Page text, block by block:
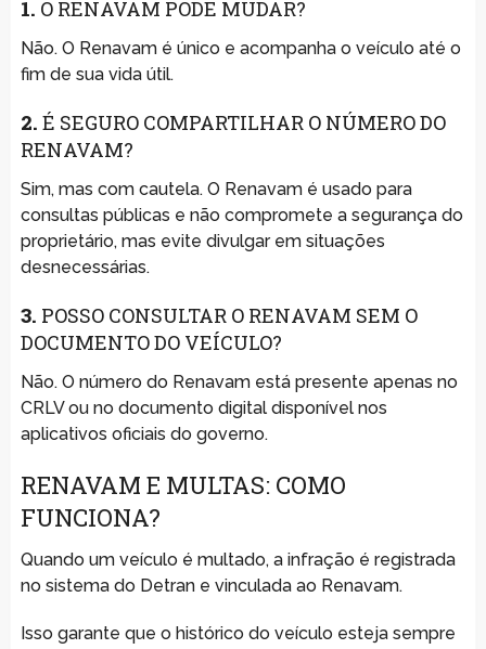
1. O RENAVAM PODE MUDAR?
Não. O Renavam é único e acompanha o veículo até o
fim de sua vida útil.
2. É SEGURO COMPARTILHAR O NÚMERO DO
RENAVAM?
Sim, mas com cautela. O Renavam é usado para
consultas públicas e não compromete a segurança do
proprietário, mas evite divulgar em situações
desnecessárias.
3. POSSO CONSULTAR O RENAVAM SEM O
DOCUMENTO DO VEÍCULO?
Não. O número do Renavam está presente apenas no
CRLV ou no documento digital disponível nos
aplicativos oficiais do governo.
RENAVAM E MULTAS: COMO
FUNCIONA?
Quando um veículo é multado, a infração é registrada
no sistema do Detran e vinculada ao Renavam.
Isso garante que o histórico do veículo esteja sempre